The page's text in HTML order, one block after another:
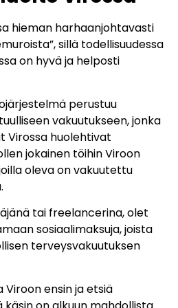
hieman harhaanjohtavasti
sillä todellisuudessa
on hyvä ja helposti
perustuu
vakuutukseen, jonka
Virossa huolehtivat
jokainen töihin Viroon
oleva on vakuutettu
tai freelancerina, olet
sosiaalimaksuja, joista
terveysvakuutuksen
ensin ja etsiä